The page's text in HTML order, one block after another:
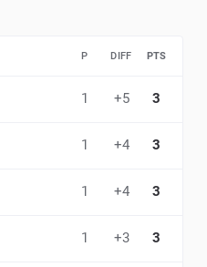
P DIFF PTS
1 +5 3
1 +4 3
1 +4 3
1 +3 3